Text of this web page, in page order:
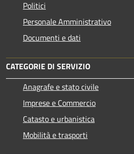
Politici
Personale Amministrativo
Documenti e dati
CATEGORIE DI SERVIZIO
Anagrafe e stato civile
Imprese e Commercio
Catasto e urbanistica
Mobilità e trasporti